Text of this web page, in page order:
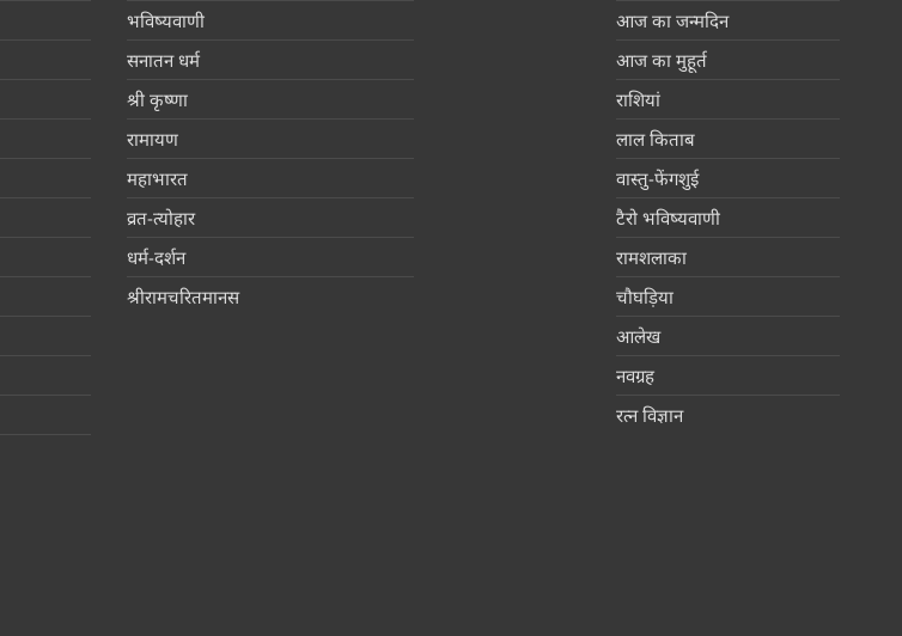
भविष्यवाणी
सनातन धर्म
श्री कृष्णा
रामायण
महाभारत
व्रत-त्योहार
धर्म-दर्शन
श्रीरामचरितमानस
आज का जन्मदिन
आज का मुहूर्त
राशियां
लाल किताब
वास्तु-फेंगशुई
टैरो भविष्यवाणी
रामशलाका
चौघड़िया
आलेख
नवग्रह
रत्न विज्ञान